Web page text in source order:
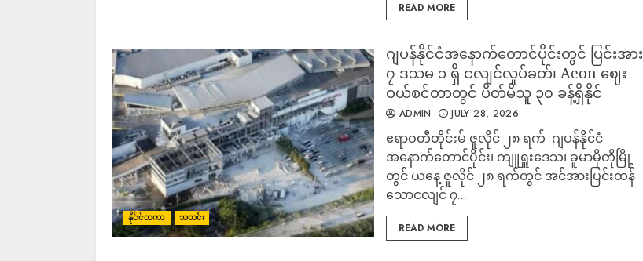
READ MORE
နိုင်ငံတကာ သတင်း
‎ဂျပန်နိုင်ငံအနောက်တောင်ပိုင်းတွင် ပြင်းအား
၇ ဒသမ ၁ ရှိ ငလျင်လှုပ်ခတ်၊ Aeon ဈေး
ဝယ်စင်တာတွင် ပိတ်မိသူ ၃၀ ခန့်ရှိနိုင်
ADMIN JULY 28, 2026
‎ဧရာဝတီတိုင်းမ် ‎ဇူလိုင် ၂၈ ရက် ‎ ‎ဂျပန်နိုင်ငံ
အနောက်တောင်ပိုင်း၊ ကျူရှူးဒေသ၊ ခူမာမိုတိုမြို့
တွင် ယနေ့ ဇူလိုင် ၂၈ ရက်တွင် အင်အားပြင်းထန်
သောငလျင် ၇...
READ MORE